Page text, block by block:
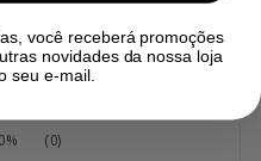
(0)
0%
(0)
0%
(0)
você receberá promoções
novidades da nossa loja
seu e-mail.